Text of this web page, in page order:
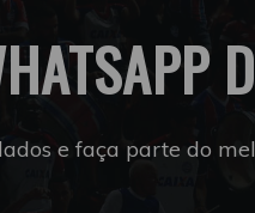
e faça parte do